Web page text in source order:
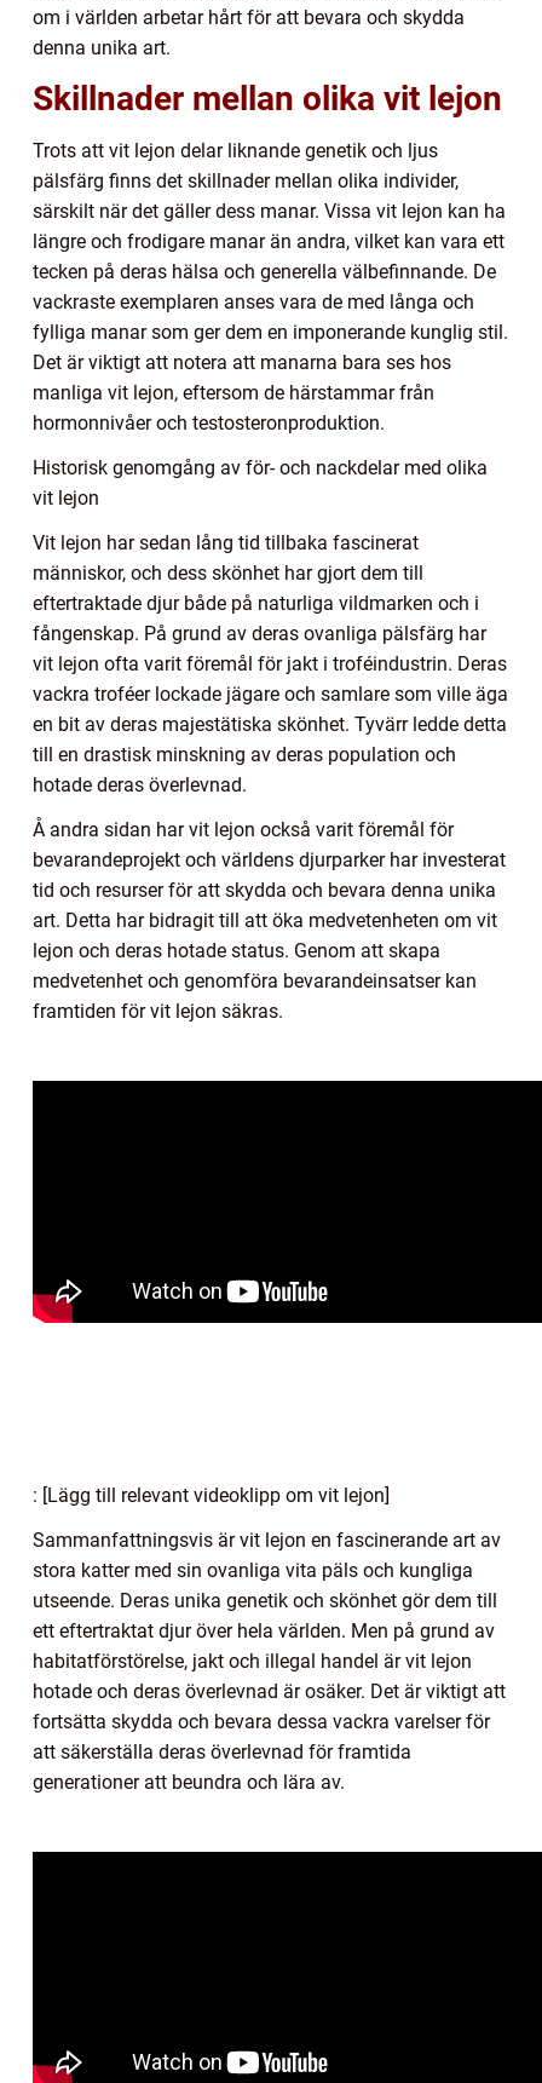
om i världen arbetar hårt för att bevara och skydda
denna unika art.
Skillnader mellan olika vit lejon
Trots att vit lejon delar liknande genetik och ljus
pälsfärg finns det skillnader mellan olika individer,
särskilt när det gäller dess manar. Vissa vit lejon kan ha
längre och frodigare manar än andra, vilket kan vara ett
tecken på deras hälsa och generella välbefinnande. De
vackraste exemplaren anses vara de med långa och
fylliga manar som ger dem en imponerande kunglig stil.
Det är viktigt att notera att manarna bara ses hos
manliga vit lejon, eftersom de härstammar från
hormonnivåer och testosteronproduktion.
Historisk genomgång av för- och nackdelar med olika
vit lejon
Vit lejon har sedan lång tid tillbaka fascinerat
människor, och dess skönhet har gjort dem till
eftertraktade djur både på naturliga vildmarken och i
fångenskap. På grund av deras ovanliga pälsfärg har
vit lejon ofta varit föremål för jakt i troféindustrin. Deras
vackra troféer lockade jägare och samlare som ville äga
en bit av deras majestätiska skönhet. Tyvärr ledde detta
till en drastisk minskning av deras population och
hotade deras överlevnad.
Å andra sidan har vit lejon också varit föremål för
bevarandeprojekt och världens djurparker har investerat
tid och resurser för att skydda och bevara denna unika
art. Detta har bidragit till att öka medvetenheten om vit
lejon och deras hotade status. Genom att skapa
medvetenhet och genomföra bevarandeinsatser kan
framtiden för vit lejon säkras.
: [Lägg till relevant videoklipp om vit lejon]
Sammanfattningsvis är vit lejon en fascinerande art av
stora katter med sin ovanliga vita päls och kungliga
utseende. Deras unika genetik och skönhet gör dem till
ett eftertraktat djur över hela världen. Men på grund av
habitatförstörelse, jakt och illegal handel är vit lejon
hotade och deras överlevnad är osäker. Det är viktigt att
fortsätta skydda och bevara dessa vackra varelser för
att säkerställa deras överlevnad för framtida
generationer att beundra och lära av.